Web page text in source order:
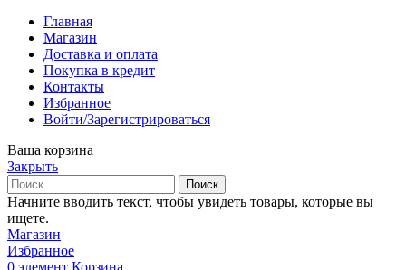
Главная
Магазин
Доставка и оплата
Покупка в кредит
Контакты
Избранное
Войти/Зарегистрироваться
Ваша корзина
Закрыть
Поиск
Начните вводить текст, чтобы увидеть товары, которые вы
ищете.
Магазин
Избранное